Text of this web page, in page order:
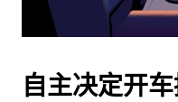
闭
日
自主决定开